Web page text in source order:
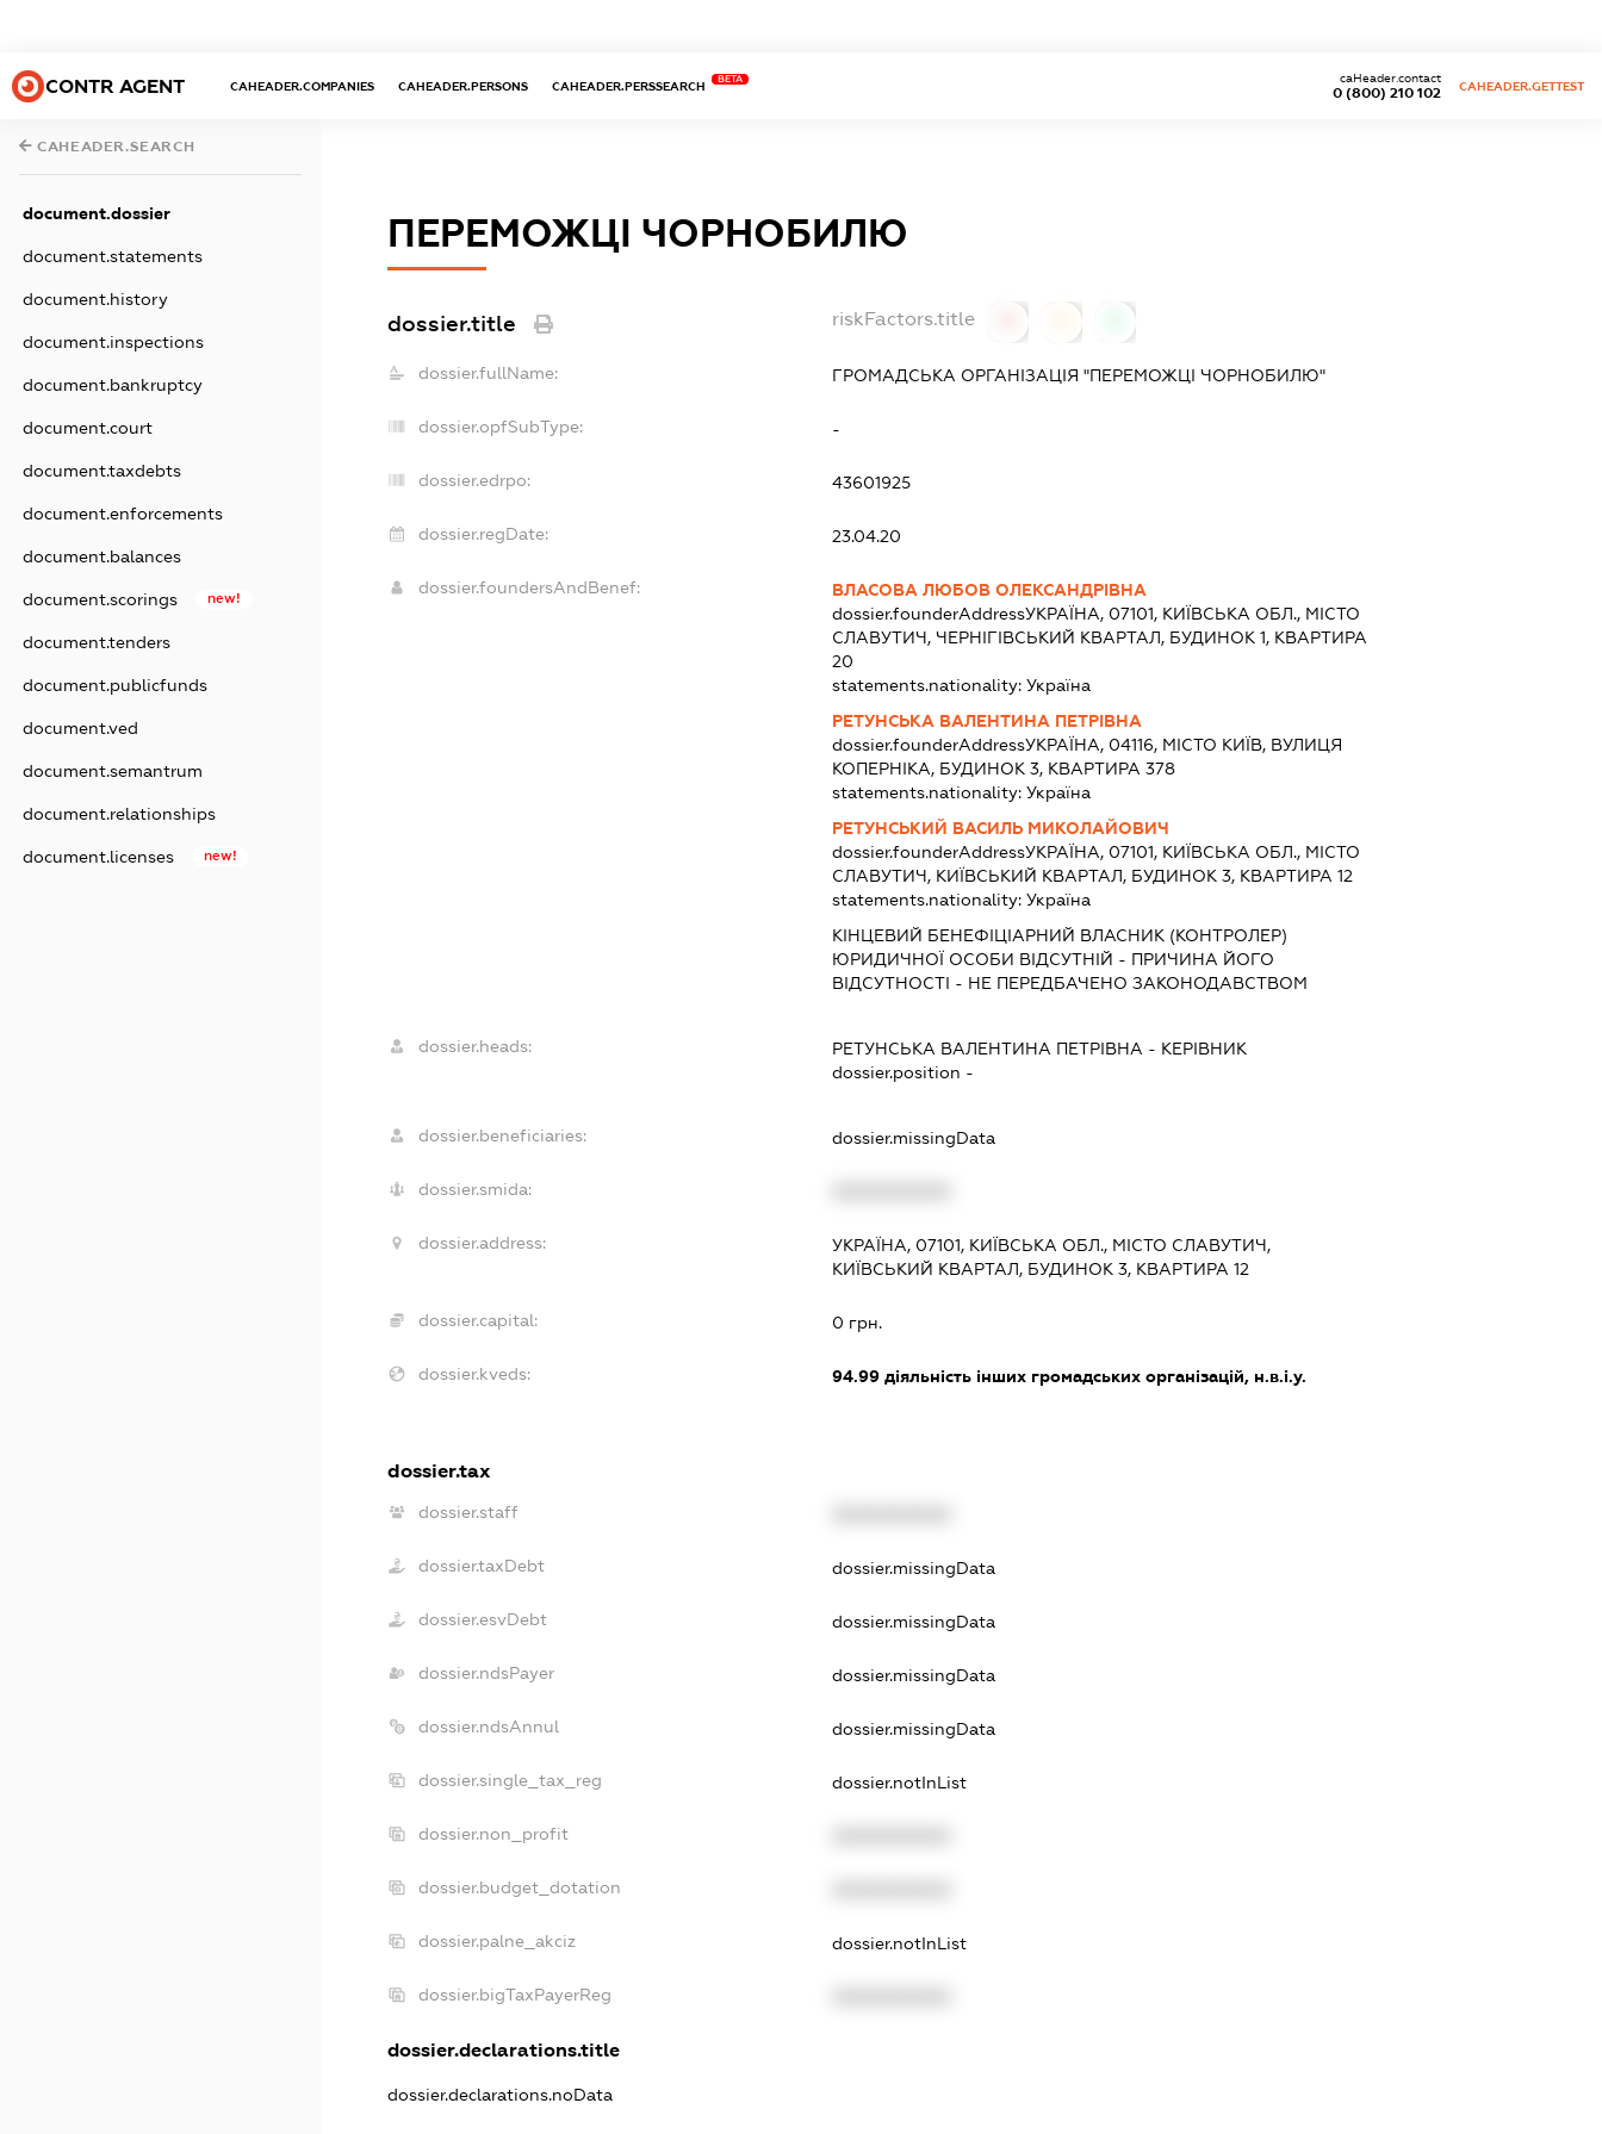
CONTR AGENT CAHEADER.COMPANIES CAHEADER.PERSONS CAHEADER.PERSSEARCH
BETA
0 (800) 210 102
caHeader.contact
CAHEADER.GETTEST
CAHEADER.SEARCH
document.dossier
document.statements
document.history
document.inspections
document.bankruptcy
document.court
document.taxdebts
document.enforcements
document.balances
document.scorings new!
document.tenders
document.publicfunds
document.ved
document.semantrum
document.relationships
document.licenses new!
ПЕРЕМОЖЦІ ЧОРНОБИЛЮ
dossier.title riskFactors.title
dossier.fullName: ГРОМАДСЬКА ОРГАНІЗАЦІЯ "ПЕРЕМОЖЦІ ЧОРНОБИЛЮ"
dossier.opfSubType: -
dossier.edrpo: 43601925
dossier.regDate: 23.04.20
dossier.foundersAndBenef:
ВЛАСОВА ЛЮБОВ ОЛЕКСАНДРІВНА
dossier.founderAddressУКРАЇНА, 07101, КИЇВСЬКА ОБЛ., МІСТО
СЛАВУТИЧ, ЧЕРНІГІВСЬКИЙ КВАРТАЛ, БУДИНОК 1, КВАРТИРА
20
statements.nationality: Україна
РЕТУНСЬКА ВАЛЕНТИНА ПЕТРІВНА
dossier.founderAddressУКРАЇНА, 04116, МІСТО КИЇВ, ВУЛИЦЯ
КОПЕРНІКА, БУДИНОК 3, КВАРТИРА 378
statements.nationality: Україна
РЕТУНСЬКИЙ ВАСИЛЬ МИКОЛАЙОВИЧ
dossier.founderAddressУКРАЇНА, 07101, КИЇВСЬКА ОБЛ., МІСТО
СЛАВУТИЧ, КИЇВСЬКИЙ КВАРТАЛ, БУДИНОК 3, КВАРТИРА 12
statements.nationality: Україна
КІНЦЕВИЙ БЕНЕФІЦІАРНИЙ ВЛАСНИК (КОНТРОЛЕР)
ЮРИДИЧНОЇ ОСОБИ ВІДСУТНІЙ - ПРИЧИНА ЙОГО
ВІДСУТНОСТІ - НЕ ПЕРЕДБАЧЕНО ЗАКОНОДАВСТВОМ
dossier.heads: РЕТУНСЬКА ВАЛЕНТИНА ПЕТРІВНА - КЕРІВНИК
dossier.position -
dossier.beneficiaries: dossier.missingData
dossier.smida:
dossier.address:
УКРАЇНА, 07101, КИЇВСЬКА ОБЛ., МІСТО СЛАВУТИЧ,
КИЇВСЬКИЙ КВАРТАЛ, БУДИНОК 3, КВАРТИРА 12
dossier.capital: 0 грн.
dossier.kveds: 94.99діяльність інших громадських організацій, н.в.і.у.
dossier.tax
dossier.staff
dossier.taxDebt dossier.missingData
dossier.esvDebt dossier.missingData
dossier.ndsPayer dossier.missingData
dossier.ndsAnnul dossier.missingData
dossier.single_tax_reg dossier.notInList
dossier.non_profit
dossier.budget_dotation
dossier.palne_akciz dossier.notInList
dossier.bigTaxPayerReg
dossier.declarations.title
dossier.declarations.noData